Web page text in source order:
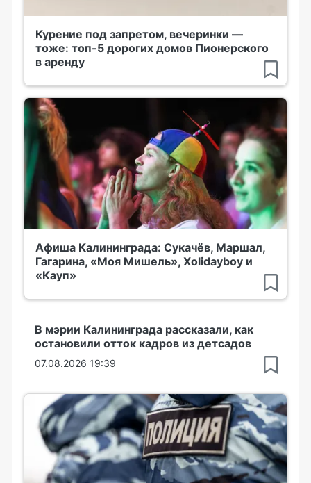
Курение под запретом, вечеринки —
тоже: топ-5 дорогих домов Пионерского
в аренду
Афиша Калининграда: Сукачёв, Маршал,
Гагарина, «Моя Мишель», Xolidayboy и
«Кауп»
В мэрии Калининграда рассказали, как
остановили отток кадров из детсадов
07.08.2026 19:39